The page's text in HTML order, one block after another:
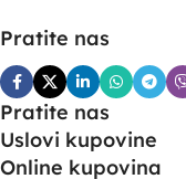
Pratite nas
Pratite nas
Uslovi kupovine
Online kupovina